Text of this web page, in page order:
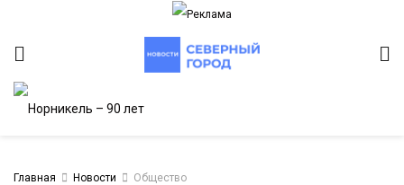
Главная Новости Общество